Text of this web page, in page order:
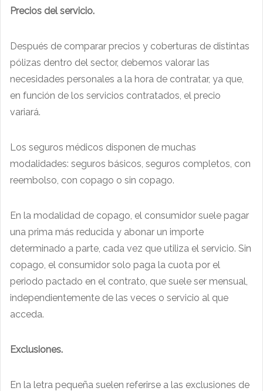
Precios del servicio.
Después de comparar precios y coberturas de distintas
pólizas dentro del sector, debemos valorar las
necesidades personales a la hora de contratar, ya que,
en función de los servicios contratados, el precio
variará.
Los seguros médicos disponen de muchas
modalidades: seguros básicos, seguros completos, con
reembolso, con copago o sin copago.
En la modalidad de copago, el consumidor suele pagar
una prima más reducida y abonar un importe
determinado a parte, cada vez que utiliza el servicio. Sin
copago, el consumidor solo paga la cuota por el
periodo pactado en el contrato, que suele ser mensual,
independientemente de las veces o servicio al que
acceda.
Exclusiones.
En la letra pequeña suelen referirse a las exclusiones de